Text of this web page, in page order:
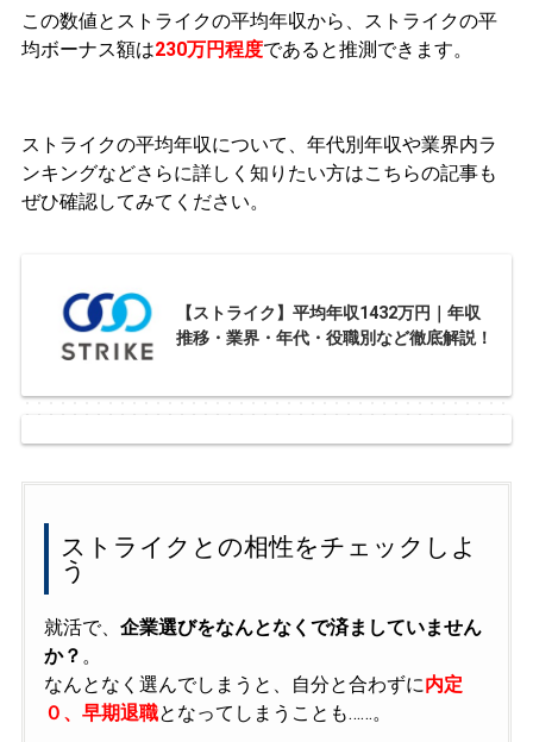
この数値とストライクの平均年収から、ストライクの平
均ボーナス額は230万円程度であると推測できます。
ストライクの平均年収について、年代別年収や業界内ラ
ンキングなどさらに詳しく知りたい方はこちらの記事も
ぜひ確認してみてください。
【ストライク】平均年収1432万円｜年収
推移・業界・年代・役職別など徹底解説！
ストライクとの相性をチェックしよ
う
就活で、 企業選びをなんとなくで済ましていません
か？ 。
なんとなく選んでしまうと、自分と合わずに内定
０、早期退職となってしまうことも……。